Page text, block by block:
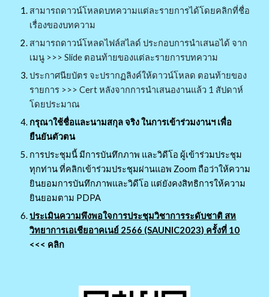
สามารถดาวน์โหลดบทความแต่ละรายการได้โดยคลิกที่ชื่อ
เรื่องของบทความ
สามารถดาวน์โหลดไฟล์สไลด์ ประกอบการนำเสนอได้ จาก
เมนู >>> Slide ตอนท้ายของแต่ละรายการบทความ
ประกาศนียบัตร จะปรากฏลิงค์ให้ดาวน์โหลด ตอนท้ายของ
รายการ >>> Cert หลังจากการนำเสนองานแล้ว 1 สัปดาห์
โดยประมาณ
กรุณาใช้ชื่อและนามสกุล จริง ในการเข้าร่วมงานฯ เพื่อ
ยืนยันตัวตน
การประชุมนี้ มีการบันทึกภาพ และวิดีโอ ผู้เข้าร่วมประชุม
ทุกท่าน ที่คลิกเข้าร่วมประชุมผ่านแอพ Zoom ถือว่าให้ความ
ยินยอมการบันทึกภาพและวิดีโอ แต่ยังคงสิทธิการให้ความ
ยินยอมตาม PDPA
ประเมินความพึงพอใจการประชุมวิชาการระดับชาติ สห
วิทยาการเอเชียอาคเนย์ 2566 (SAUNIC2023) ครั้งที่ 10
<<< คลิก